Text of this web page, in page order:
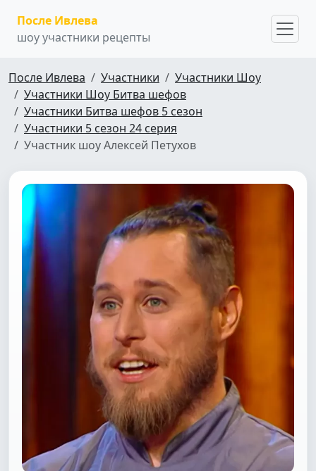
После Ивлева
шоу участники рецепты
После Ивлева Участники
Участники Шоу
Участники Шоу Битва шефов
Участники Битва шефов 5 сезон
Участники 5 сезон 24 серия
Участник шоу Алексей Петухов